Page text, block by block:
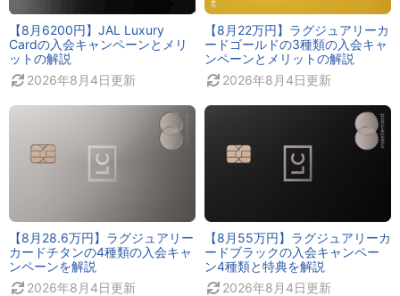
【8月6200円】JAL Luxury
Cardの入会キャンペーンとメリ
ットの解説
2026年8月4日更新
【8月22万円】ラグジュアリーカ
ードゴールドの3種類の入会キャ
ンペーンとメリットの解説
2026年8月4日更新
【8月28.6万円】ラグジュアリー
カードチタンの4種類の入会キャ
ンペーンを解説
2026年8月4日更新
【8月55万円】ラグジュアリーカ
ードブラックの入会キャンペー
ン4種類と特典を解説
2026年8月4日更新